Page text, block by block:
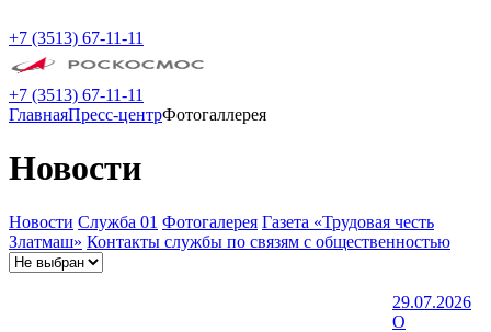
+7 (3513) 67-11-11
+7 (3513) 67-11-11
ГлавнаяПресс-центрФотогаллерея
Новости
Новости Служба 01 Фотогалерея Газета «Трудовая честь
Златмаш» Контакты службы по связям с общественностью
29.07.2026
О